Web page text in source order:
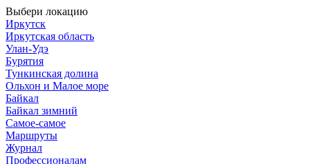
Выбери локацию
Иркутск
Иркутская область
Улан-Удэ
Бурятия
Тункинская долина
Ольхон и Малое море
Байкал
Байкал зимний
Самое-самое
Маршруты
Журнал
Профессионалам